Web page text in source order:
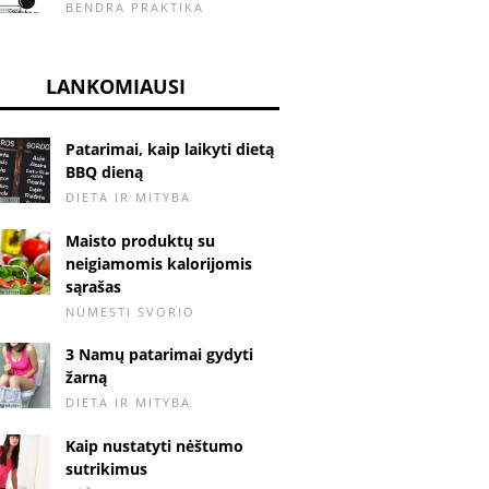
BENDRA PRAKTIKA
LANKOMIAUSI
Patarimai, kaip laikyti dietą
BBQ dieną
DIETA IR MITYBA
Maisto produktų su
neigiamomis kalorijomis
sąrašas
NUMESTI SVORIO
3 Namų patarimai gydyti
žarną
DIETA IR MITYBA
Kaip nustatyti nėštumo
sutrikimus